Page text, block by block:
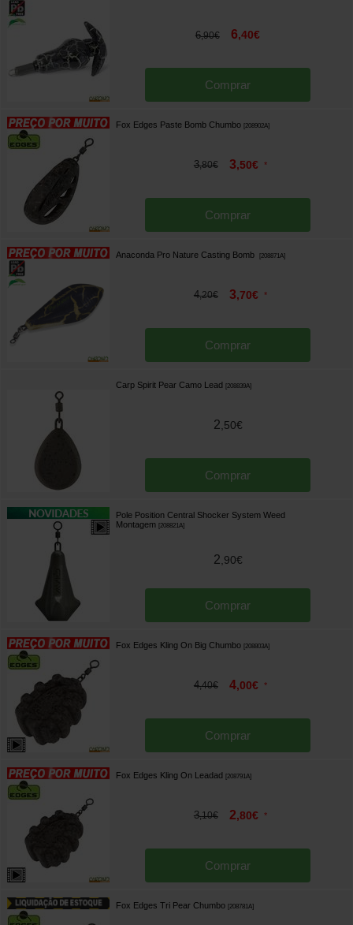
6,90€ 6,40€
Comprar
Fox Edges Paste Bomb Chumbo [208902A]
3,80€ 3,50€ *
Comprar
Anaconda Pro Nature Casting Bomb [208871A]
4,20€ 3,70€ *
Comprar
Carp Spirit Pear Camo Lead [208839A]
2,50€
Comprar
Pole Position Central Shocker System Weed
Montagem [208821A]
2,90€
Comprar
Fox Edges Kling On Big Chumbo [208803A]
4,40€ 4,00€ *
Comprar
Fox Edges Kling On Leadad [208791A]
3,10€ 2,80€ *
Comprar
Fox Edges Tri Pear Chumbo [208781A]